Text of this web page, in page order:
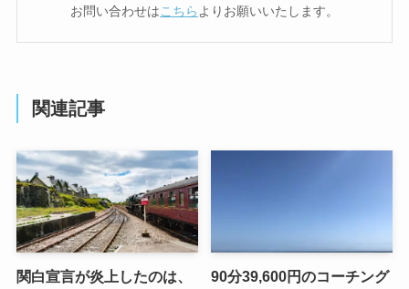
お問い合わせはこちらよりお願いいたします。
関連記事
関白宣言が炎上したのは、
90分39,600円のコーチング